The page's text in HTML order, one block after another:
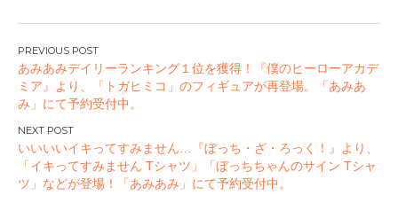
投
稿
ナ
ビ
ゲ
ー
シ
あみあみデイリーランキング１位を獲得！『僕のヒーローアカデ
ミア』より、「トガヒミコ」のフィギュアが再登場。「あみあ
み」にて予約受付中。
いいいいイキってすみません…『ぼっち・ざ・ろっく！』より、
「イキってすみません Tシャツ」「ぼっちちゃんのサイン Tシャ
ツ」などが登場！「あみあみ」にて予約受付中。